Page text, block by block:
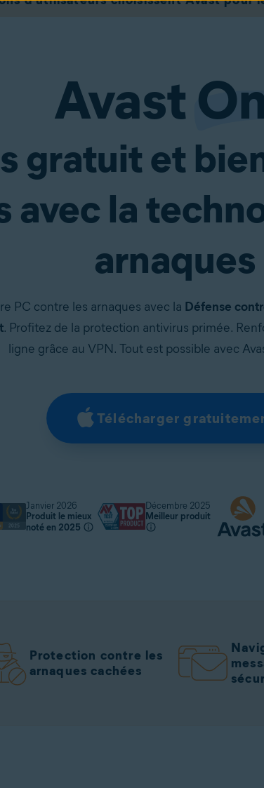
Avast
gratuit et
avec la
arnaques
PC contre les arnaques avec la Défense
. Profitez de la protection antivirus primée.
ligne grâce au VPN. Tout est possible avec
Télécharger
Janvier 2026
Produit le mieux
noté en 2025
Décembre 2025
Meilleur produit
Protection contre les
arnaques cachées